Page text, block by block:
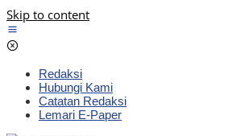
Skip to content
Redaksi
Hubungi Kami
Catatan Redaksi
Lemari E-Paper